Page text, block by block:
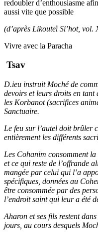
redoubler d’enthousiasme
aussi vite que possible
(d’après Likouteï Si’hot, vol.
Vivre avec la Paracha
Tsav
D.ieu instruit Moché de
devoirs et leurs droits en
les Korbanot (sacrifices
Sanctuaire.
Le feu sur l’autel doit brûler
entièrement les différents
Les Cohanim consomment
et ce qui reste de l’offrande
mangée par celui qui l’a
spécifiques, données au
être consommée par des
l’endroit saint qui leur a été
Aharon et ses fils restent
jours, au cours desquels